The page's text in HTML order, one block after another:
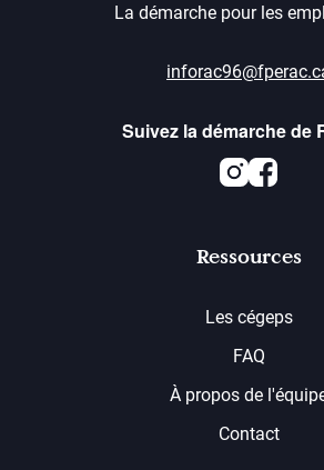
La démarche pour les
Suivez la démarche de
Instagram
Ressources
Les cégeps
FAQ
À propos de
Contact